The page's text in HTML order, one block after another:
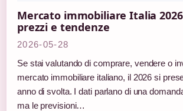
Mercato immobiliare Italia
prezzi e tendenze
2026-05-28
Se stai valutando di comprare, vendere o
mercato immobiliare italiano, il 2026 si
anno di svolta. I dati parlano di una
ma le previsioni…